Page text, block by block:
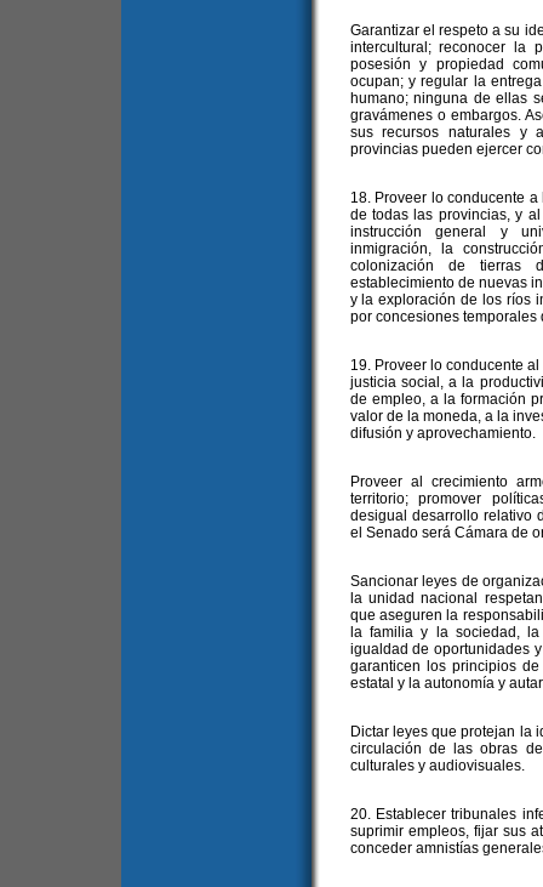
Garantizar el respeto a su
intercultural; reconocer la
posesión y propiedad
ocupan; y regular la
humano; ninguna de ellas
gravámenes o embargos.
sus recursos naturales y
provincias pueden ejercer
18. Proveer lo conducente
de todas las provincias, y
instrucción general y
inmigración, la
colonización de tierras
establecimiento de nuevas
y la exploración de los ríos
por concesiones
19. Proveer lo conducente
justicia social, a la
de empleo, a la formación
valor de la moneda, a la
difusión y aprovechamiento.
Proveer al crecimiento
territorio; promover
desigual desarrollo relativo
el Senado será Cámara de
Sancionar leyes de
la unidad nacional
que aseguren la
la familia y la sociedad,
igualdad de oportunidades
garanticen los principios
estatal y la autonomía y
Dictar leyes que protejan la
circulación de las obras
culturales y audiovisuales.
20. Establecer tribunales
suprimir empleos, fijar sus
conceder amnistías